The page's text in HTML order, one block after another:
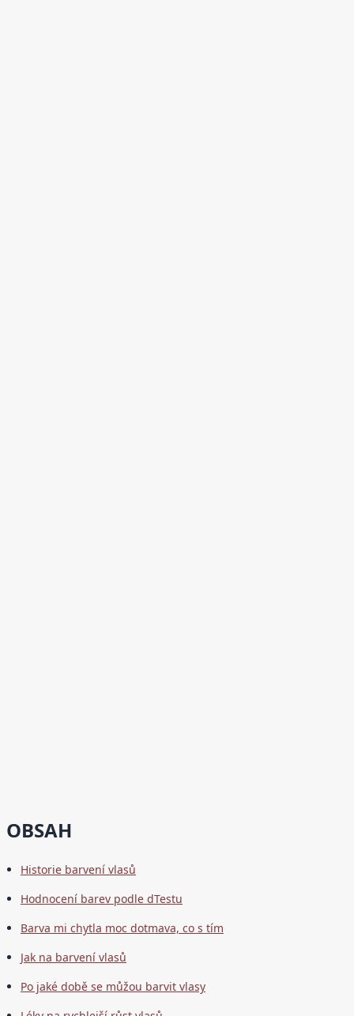
OBSAH
Historie barvení vlasů
Hodnocení barev podle dTestu
Barva mi chytla moc dotmava, co s tím
Jak na barvení vlasů
Po jaké době se můžou barvit vlasy